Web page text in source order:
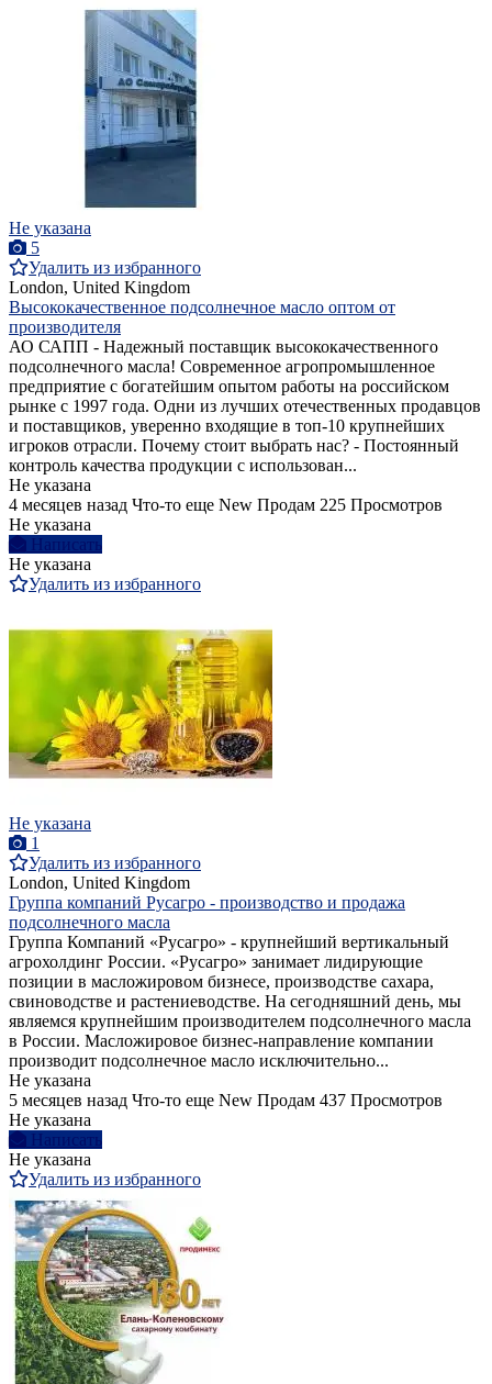
Не указана
5
Удалить из избранного
London, United Kingdom
Высококачественное подсолнечное масло оптом от
производителя
АО САПП - Надежный поставщик высококачественного
подсолнечного масла! Современное агропромышленное
предприятие с богатейшим опытом работы на российском
рынке с 1997 года. Одни из лучших отечественных продавцов
и поставщиков, уверенно входящие в топ-10 крупнейших
игроков отрасли. Почему стоит выбрать нас? - Постоянный
контроль качества продукции с использован...
Не указана
4 месяцев назад Что-то еще New Продам 225 Просмотров
Не указана
Написать
Не указана
Удалить из избранного
Не указана
1
Удалить из избранного
London, United Kingdom
Группа компаний Русагро - производство и продажа
подсолнечного масла
Группа Компаний «Русагро» - крупнейший вертикальный
агрохолдинг России. «Русагро» занимает лидирующие
позиции в масложировом бизнесе, производстве сахара,
свиноводстве и растениеводстве. На сегодняшний день, мы
являемся крупнейшим производителем подсолнечного масла
в России. Масложировое бизнес-направление компании
производит подсолнечное масло исключительно...
Не указана
5 месяцев назад Что-то еще New Продам 437 Просмотров
Не указана
Написать
Не указана
Удалить из избранного